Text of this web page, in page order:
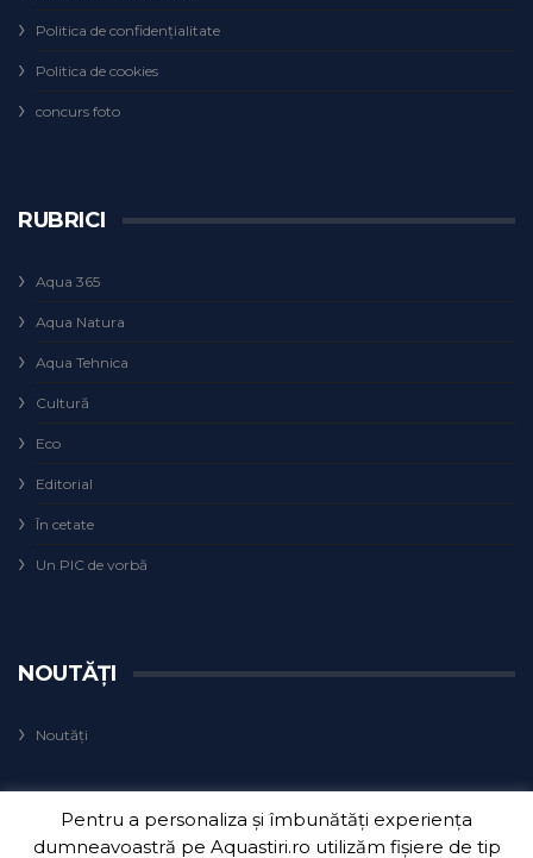
Politica de confidențialitate
Politica de cookies
concurs foto
RUBRICI
Aqua 365
Aqua Natura
Aqua Tehnica
Cultură
Eco
Editorial
În cetate
Un PIC de vorbă
NOUTĂȚI
Noutăți
Pentru a personaliza și îmbunătăți experiența
dumneavoastră pe Aquastiri.ro utilizăm fișiere de tip